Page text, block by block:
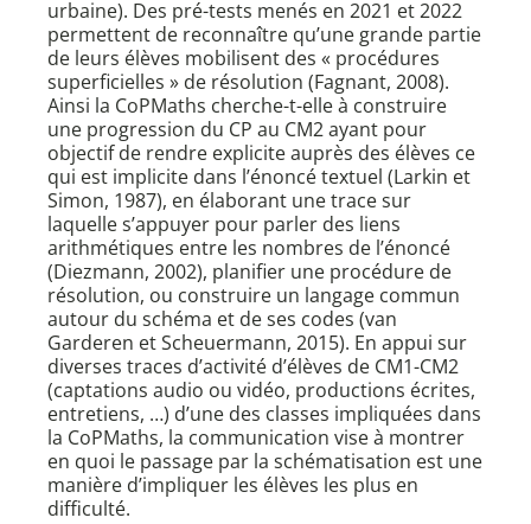
urbaine). Des pré-tests menés en 2021 et 2022
permettent de reconnaître qu’une grande partie
de leurs élèves mobilisent des « procédures
superficielles » de résolution (Fagnant, 2008).
Ainsi la CoPMaths cherche-t-elle à construire
une progression du CP au CM2 ayant pour
objectif de rendre explicite auprès des élèves ce
qui est implicite dans l’énoncé textuel (Larkin et
Simon, 1987), en élaborant une trace sur
laquelle s’appuyer pour parler des liens
arithmétiques entre les nombres de l’énoncé
(Diezmann, 2002), planifier une procédure de
résolution, ou construire un langage commun
autour du schéma et de ses codes (van
Garderen et Scheuermann, 2015). En appui sur
diverses traces d’activité d’élèves de CM1-CM2
(captations audio ou vidéo, productions écrites,
entretiens, …) d’une des classes impliquées dans
la CoPMaths, la communication vise à montrer
en quoi le passage par la schématisation est une
manière d’impliquer les élèves les plus en
difficulté.